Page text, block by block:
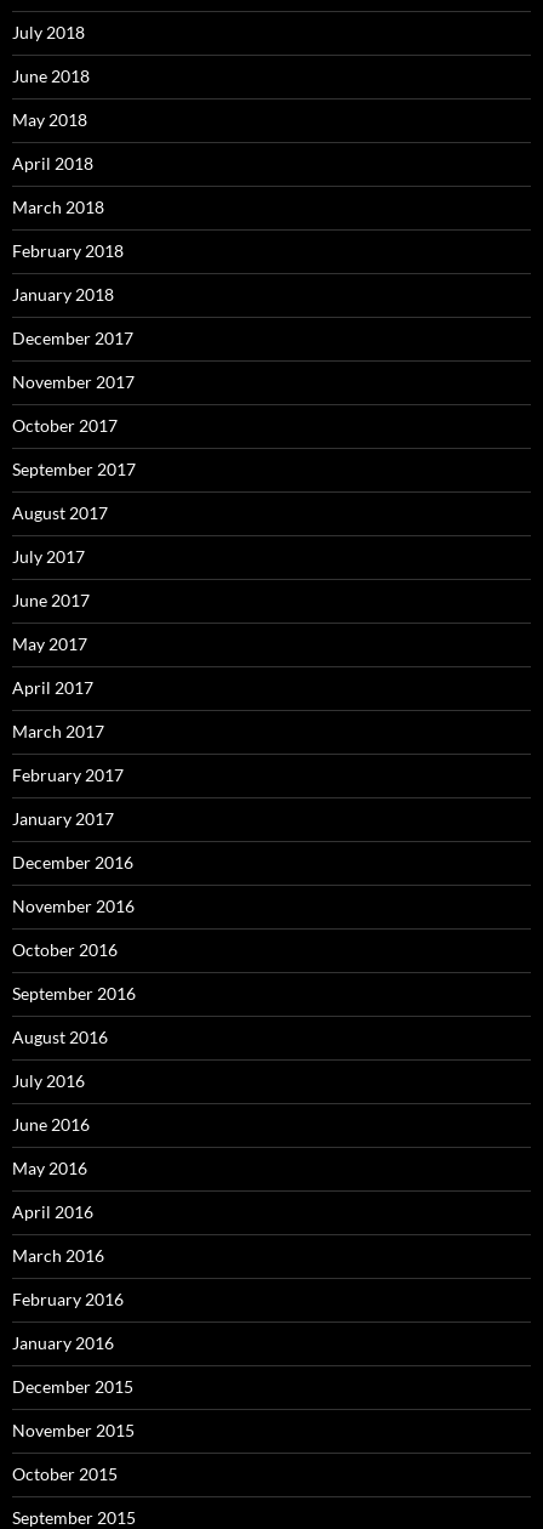
July 2018
June 2018
May 2018
April 2018
March 2018
February 2018
January 2018
December 2017
November 2017
October 2017
September 2017
August 2017
July 2017
June 2017
May 2017
April 2017
March 2017
February 2017
January 2017
December 2016
November 2016
October 2016
September 2016
August 2016
July 2016
June 2016
May 2016
April 2016
March 2016
February 2016
January 2016
December 2015
November 2015
October 2015
September 2015